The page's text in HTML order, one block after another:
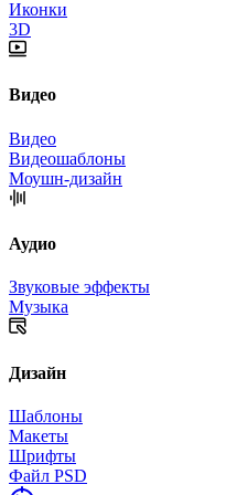
Иконки
3D
Видео
Видео
Видеошаблоны
Моушн-дизайн
Аудио
Звуковые эффекты
Музыка
Дизайн
Шаблоны
Макеты
Шрифты
Файл PSD